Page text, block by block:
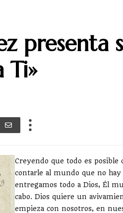
presenta
Ti»
Creyendo que todo es posible
contarle al mundo que no hay
entregamos todo a Dios, Él
cabo. Dios quiere un
empieza con nosotros, en